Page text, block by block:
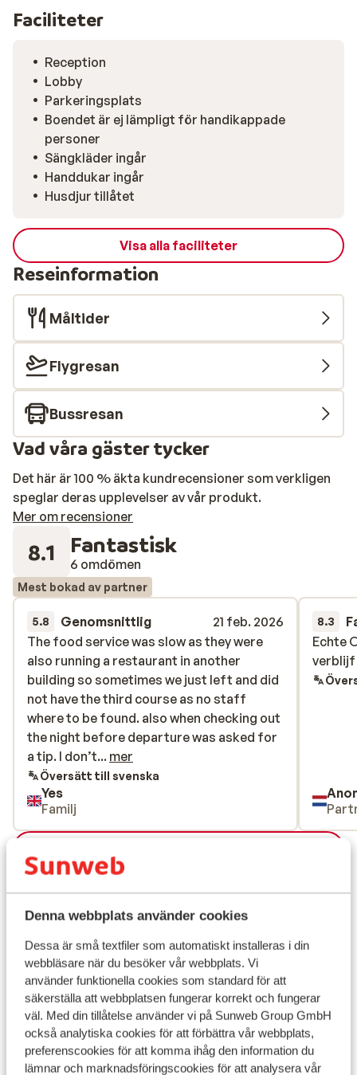
Denna webbplats använder cookies
Dessa är små textfiler som automatiskt installeras i din
webbläsare när du besöker vår webbplats. Vi
använder funktionella cookies som standard för att
säkerställa att webbplatsen fungerar korrekt och fungerar
väl. Med din tillåtelse använder vi på Sunweb Group GmbH
också analytiska cookies för att förbättra vår webbplats,
preferenscookies för att komma ihåg den information du
lämnar och marknadsföringscookies för att analysera vår
Faciliteter
Reception
Lobby
Parkeringsplats
Boendet är ej lämpligt för handikappade
personer
Sängkläder ingår
Handdukar ingår
Husdjur tillåtet
Visa alla faciliteter
Reseinformation
Måltider
Flygresan
Bussresan
Vad våra gäster tycker
Det här är 100 % äkta kundrecensioner som verkligen
speglar deras upplevelser av vår produkt.
Mer om recensioner
8.1 Fantastisk
6 omdömen
Mest bokad av partner
5.8 Genomsnittlig
21 feb. 2026
The food service was slow as they were
also running a restaurant in another
building so sometimes we just left and did
not have the third course as no staff
where to be found. also when checking out
the night before departure was asked for
a tip. I don’t like this when people ask for
tips.
The food service was slow as they were
also running a restaurant in another
building so sometimes we just left and did
not have the third course as no staff
where to be found. also when checking out
the night before departure was asked for
a tip. I don’t... mer
Översätt till svenska
Yes
Familj
8.3
Echte
verblijf
Echte
verblijf
Läge
Visa på karta
I området